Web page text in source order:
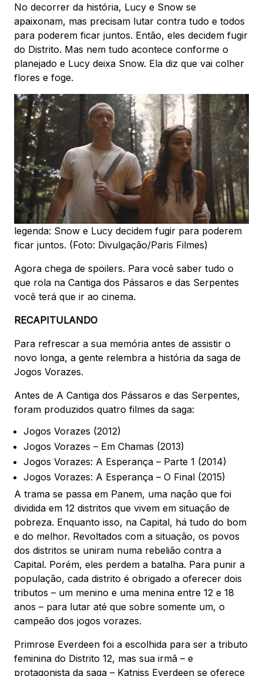
No decorrer da história, Lucy e Snow se
apaixonam, mas precisam lutar contra tudo e todos
para poderem ficar juntos. Então, eles decidem fugir
do Distrito. Mas nem tudo acontece conforme o
planejado e Lucy deixa Snow. Ela diz que vai colher
flores e foge.
legenda: Snow e Lucy decidem fugir para poderem
ficar juntos. (Foto: Divulgação/Paris Filmes)
Agora chega de spoilers. Para você saber tudo o
que rola na Cantiga dos Pássaros e das Serpentes
você terá que ir ao cinema.
RECAPITULANDO
Para refrescar a sua memória antes de assistir o
novo longa, a gente relembra a história da saga de
Jogos Vorazes.
Antes de A Cantiga dos Pássaros e das Serpentes,
foram produzidos quatro filmes da saga:
Jogos Vorazes (2012)
Jogos Vorazes – Em Chamas (2013)
Jogos Vorazes: A Esperança – Parte 1 (2014)
Jogos Vorazes: A Esperança – O Final (2015)
A trama se passa em Panem, uma nação que foi
dividida em 12 distritos que vivem em situação de
pobreza. Enquanto isso, na Capital, há tudo do bom
e do melhor. Revoltados com a situação, os povos
dos distritos se uniram numa rebelião contra a
Capital. Porém, eles perdem a batalha. Para punir a
população, cada distrito é obrigado a oferecer dois
tributos – um menino e uma menina entre 12 e 18
anos – para lutar até que sobre somente um, o
campeão dos jogos vorazes.
Primrose Everdeen foi a escolhida para ser a tributo
feminina do Distrito 12, mas sua irmã – e
protagonista da saga – Katniss Everdeen se oferece